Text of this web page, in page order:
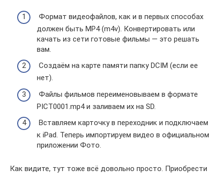
Формат видеофайлов, как и в первых способах
должен быть MP4 (m4v). Конвертировать или
качать из сети готовые фильмы — это решать
вам.
Создаём на карте памяти папку DCIM (если ее
нет).
Файлы фильмов переименовываем в формате
PICT0001.mp4 и заливаем их на SD.
Вставляем карточку в переходник и подключаем
к iPad. Теперь импортируем видео в официальном
приложении Фото.
Как видите, тут тоже всё довольно просто. Приобрести